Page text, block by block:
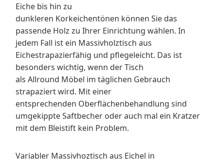
Eiche bis hin zu
dunkleren Korkeichentönen können Sie das
passende Holz zu Ihrer Einrichtung wählen. In
jedem Fall ist ein Massivholztisch aus
Eichestrapazierfähig und pflegeleicht. Das ist
besonders wichtig, wenn der Tisch
als Allround Möbel im täglichen Gebrauch
strapaziert wird. Mit einer
entsprechenden Oberflächenbehandlung sind
umgekippte Saftbecher oder auch mal ein Kratzer
mit dem Bleistift kein Problem.
Variabler Massivhoztisch aus Eichel in